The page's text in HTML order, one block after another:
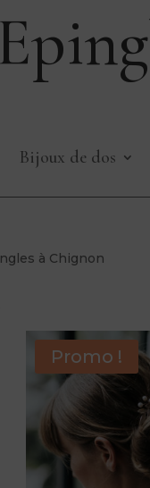
Bijoux de dos
à Chignon
Promo !